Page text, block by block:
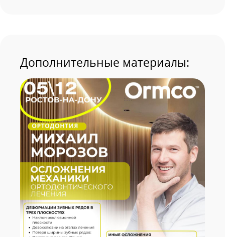
Дополнительные материалы: